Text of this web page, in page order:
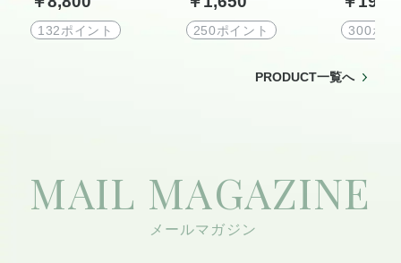
8000特別電療チケッ
ト132ポイント
アチケット
250ポイント 300ポイ
PRODUCT一覧へ
MAIL MAGAZINE